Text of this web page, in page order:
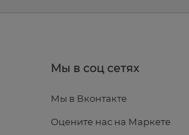
Мы в соц сетях
Мы в Вконтакте
Оцените нас на Маркете